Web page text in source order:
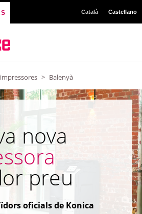
Català Castellano
> Balenyà
nova
preu
oficials de Konica